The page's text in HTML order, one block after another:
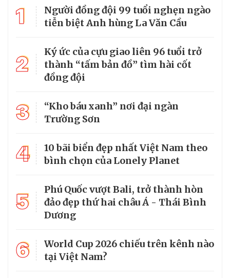
1
Người đồng đội 99 tuổi nghẹn ngào
tiễn biệt Anh hùng La Văn Cầu
2
Ký ức của cựu giao liên 96 tuổi trở
thành “tấm bản đồ” tìm hài cốt
đồng đội
3
“Kho báu xanh” nơi đại ngàn
Trường Sơn
4
10 bãi biển đẹp nhất Việt Nam theo
bình chọn của Lonely Planet
5
Phú Quốc vượt Bali, trở thành hòn
đảo đẹp thứ hai châu Á - Thái Bình
Dương
6
World Cup 2026 chiếu trên kênh nào
tại Việt Nam?